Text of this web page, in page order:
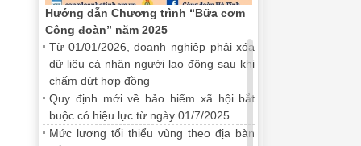
Hướng dẫn Chương trình “Bữa cơm
Công đoàn” năm 2025
Từ 01/01/2026, doanh nghiệp phải xóa
dữ liệu cá nhân người lao động sau khi
chấm dứt hợp đồng
Quy định mới về bảo hiểm xã hội bắt
buộc có hiệu lực từ ngày 01/7/2025
Mức lương tối thiểu vùng theo địa bàn